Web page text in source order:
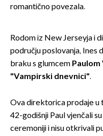
romantično povezala.
Rodom iz New Jerseyja i
području poslovanja, Ines
braku s glumcem
"Vampirski dnevnici".
Ova direktorica prodaje u
42-godišnji Paul vjenčali
ceremoniji i nisu otkrivali